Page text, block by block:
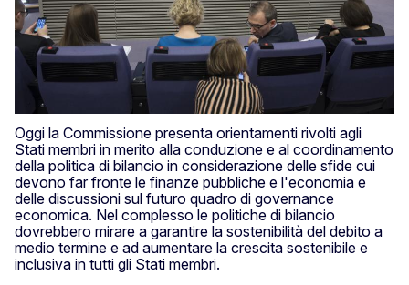
Oggi la Commissione presenta orientamenti rivolti agli
Stati membri in merito alla conduzione e al coordinamento
della politica di bilancio in considerazione delle sfide cui
devono far fronte le finanze pubbliche e l'economia e
delle discussioni sul futuro quadro di governance
economica. Nel complesso le politiche di bilancio
dovrebbero mirare a garantire la sostenibilità del debito a
medio termine e ad aumentare la crescita sostenibile e
inclusiva in tutti gli Stati membri.